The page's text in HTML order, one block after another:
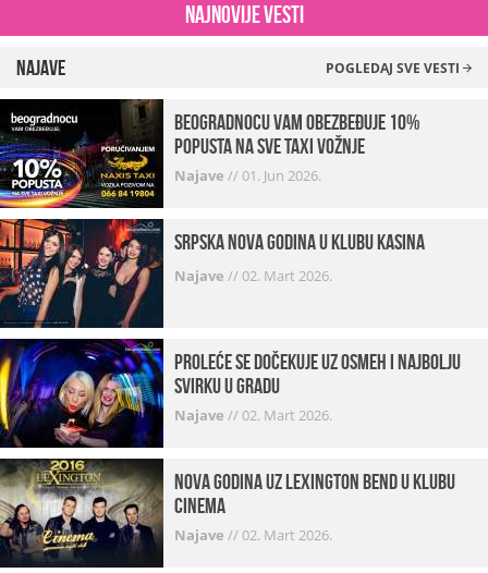
Najnovije vesti
Najave POGLEDAJ SVE VESTI
beogradnocu vam obezbeđuje 10%
popusta na sve taxi vožnje
Najave //01. Jun 2026.
Srpska Nova godina u klubu Kasina
Najave //02. Mart 2026.
Proleće se dočekuje uz osmeh i najbolju
svirku u gradu
Najave //02. Mart 2026.
Nova godina uz Lexington bend u klubu
Cinema
Najave //02. Mart 2026.